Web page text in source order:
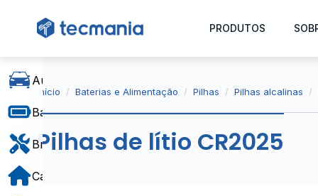
PRODUTOS
Baterias e Alimentação
Bricolage
Início Baterias e Alimentação Pilhas Pilhas alcalinas
Pilhas de lítio CR2025